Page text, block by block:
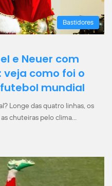
Bastidores
e Neuer com
como foi o
mundial
Longe das quatro linhas, os
chuteiras pelo clima…